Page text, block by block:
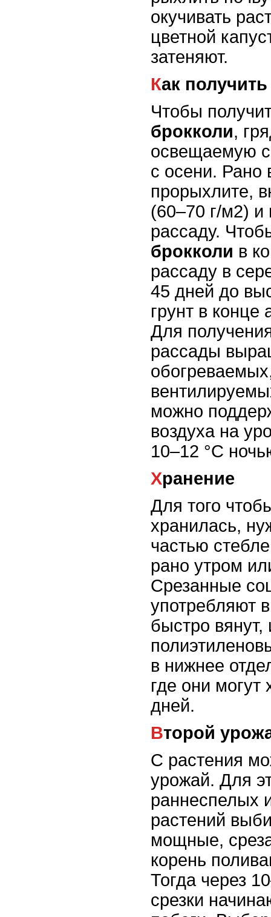
окучивать
цветной
затеняют.
Как
Чтобы
брокколи,
освещаемую
с осени. Рано
прорыхлите,
(60–70 г/м2) и
рассаду.
брокколи в
рассаду в
45 дней до
грунт в
Для
рассады
можно
воздуха на
10–12 °С
Хранение
Для того
хранилась,
частью
рано утром
Срезанные
употребляют
быстро вянут,
в нижнее
где они могут
дней.
Второй
С растения
урожай. Для
раннеспелых
растений
мощные,
корень
Тогда через
срезки